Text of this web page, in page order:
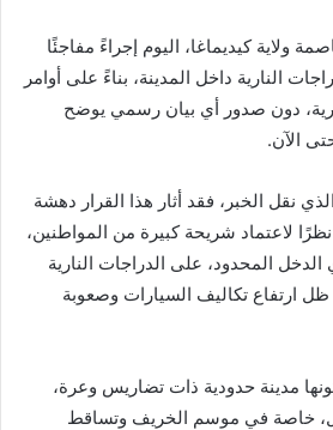
ولاية كيديماغا، اليوم إجراءً مفاجئًا
النارية داخل المدينة، بناءً على أوامر
دون صدور أي بيان رسمي يوضح
الآن.
نقل الخبر، فقد أثار هذا القرار دهشة
لاعتماد شريحة كبيرة من المواطنين،
المحدود، على الدراجات النارية
ارتفاع تكاليف السيارات وصعوبة
مدينة حدودية ذات تضاريس وعرة،
خاصة في موسم الخريف وتساقط